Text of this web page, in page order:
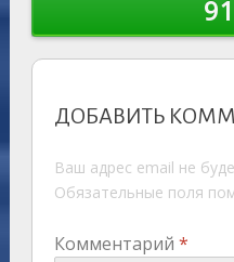
ДОБАВИТЬ
Ваш адрес email не
Обязательные поля
Комментарий *